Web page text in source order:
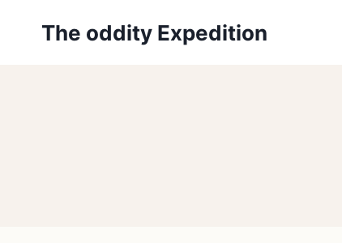
The oddity Expedition